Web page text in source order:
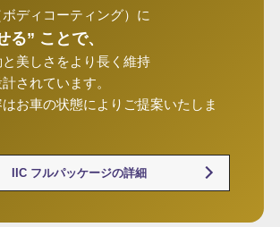
ボディコーティング）に
る” ことで、
美しさをより長く維持
されています。
お車の状態によりご提案いたしま
IIC フルパッケージの詳細